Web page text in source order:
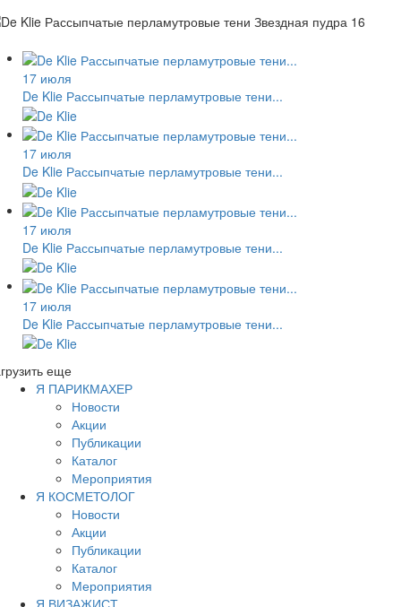
17 июля
De Klie Рассыпчатые перламутровые тени...
17 июля
De Klie Рассыпчатые перламутровые тени...
17 июля
De Klie Рассыпчатые перламутровые тени...
17 июля
De Klie Рассыпчатые перламутровые тени...
еще
Я ПАРИКМАХЕР
Новости
Акции
Публикации
Каталог
Мероприятия
Я КОСМЕТОЛОГ
Новости
Акции
Публикации
Каталог
Мероприятия
Я ВИЗАЖИСТ